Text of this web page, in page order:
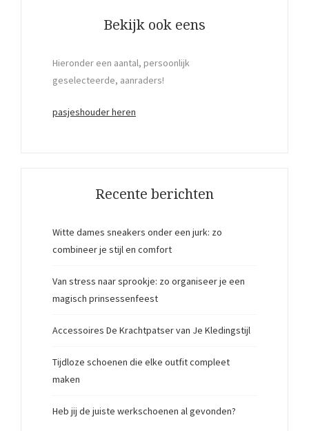
Bekijk ook eens
Hieronder een aantal, persoonlijk
geselecteerde, aanraders!
pasjeshouder heren
Recente berichten
Witte dames sneakers onder een jurk: zo
combineer je stijl en comfort
Van stress naar sprookje: zo organiseer je een
magisch prinsessenfeest
Accessoires De Krachtpatser van Je Kledingstijl
Tijdloze schoenen die elke outfit compleet
maken
Heb jij de juiste werkschoenen al gevonden?